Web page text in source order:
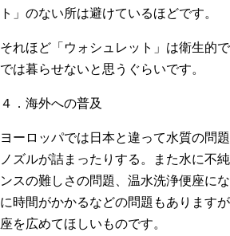
ト」のない所は避けているほどです。
それほど「ウォシュレット」は衛生的
では暮らせないと思うぐらいです。
４．海外への普及
ヨーロッパでは日本と違って水質の問
ノズルが詰まったりする。また水に不
ンスの難しさの問題、温水洗浄便座に
に時間がかかるなどの問題もあります
座を広めてほしいものです。